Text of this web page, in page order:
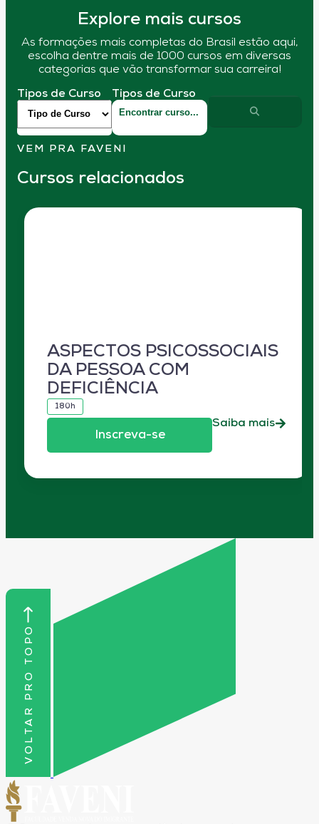
Explore mais cursos
As formações mais completas do Brasil estão aqui,
escolha dentre mais de 1000 cursos em diversas
categorias que vão transformar sua carreira!
Tipos de Curso Tipos de Curso
VEM PRA FAVENI
Cursos relacionados
ASPECTOS PSICOSSOCIAIS
DA PESSOA COM
DEFICIÊNCIA
180h
Inscreva-se
Saiba mais
VOLTAR PRO TOPO